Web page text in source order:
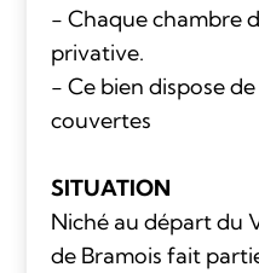
- Chaque chambre
privative.
- Ce bien dispose
couvertes
SITUATION
Niché au départ du
de Bramois fait